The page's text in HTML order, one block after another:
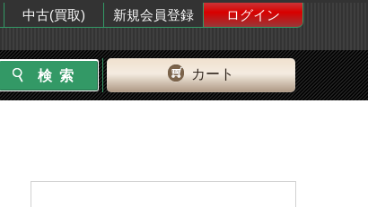
中古(買取) 新規会員登録
ログイン
カート